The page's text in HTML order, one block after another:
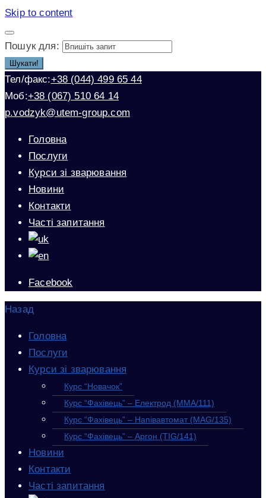
Skip to content
Пошук для:
Шукати!
Тел/факс:+38 (044) 499 65 44
Моб:+38 (067) 510 64 14
p.vodzyk@utem-group.com
Головна
Послуги
Курси зі зварювання
Новини
Контакти
Часті запитання
Facebook
Назад
Головна
Послуги
Курси зі зварювання
Курс “Новачок”
Курс “Фахівець” – Електрод (MMA/111)
Курс “Фахівець” – Напівавтомат (MAG/135)
Курс “Фахівець” – Аргон (TIG/141)
Новини
Контакти
Часті запитання